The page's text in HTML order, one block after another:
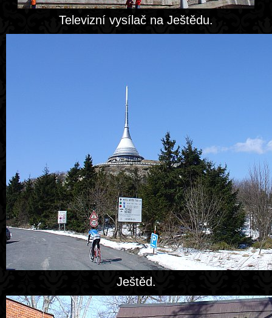
Televizní vysílač na Ještědu.
Ještěd.